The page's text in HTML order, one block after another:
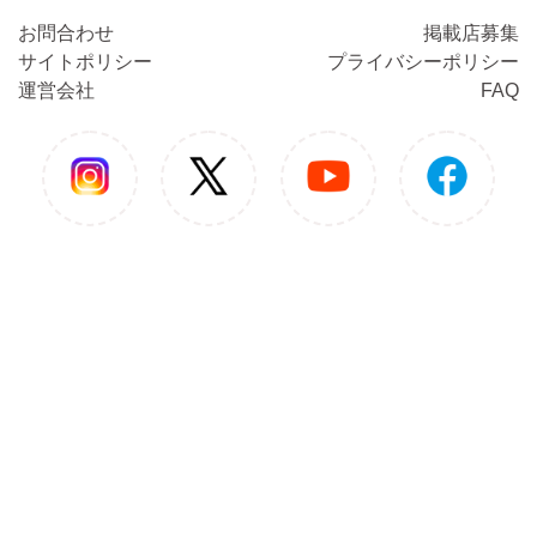
お問合わせ
掲載店募集
サイトポリシー
プライバシーポリシー
運営会社
FAQ